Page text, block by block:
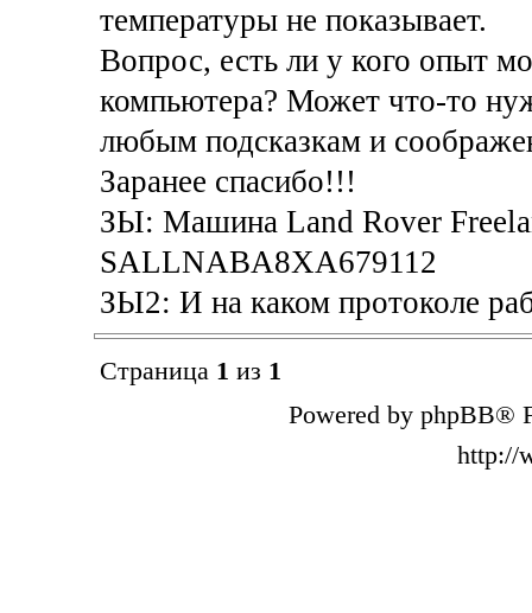
температуры не показывает.
Вопрос, есть ли у кого опыт
компьютера? Может что-то
любым подсказкам и
Заранее спасибо!!!
ЗЫ: Машина Land Rover
SALLNABA8XA679112
ЗЫ2: И на каком протоколе
Страница 1 из 1
Powered by phpBB®
http://